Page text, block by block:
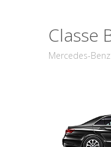
Classe
Mercedes-